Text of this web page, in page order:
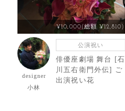
¥10,000(総額 ¥12,810)
designer
小林
公演祝い
俳優座劇場 舞台 [石
川五右衛門外伝] ご
出演祝い花